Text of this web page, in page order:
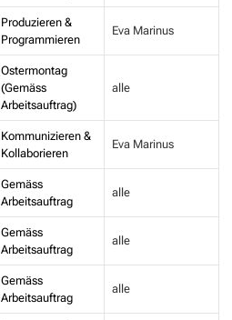
Produzieren &
Programmieren
Eva Marinus
Ostermontag
(Gemäss
Arbeitsauftrag)
alle
Kommunizieren &
Kollaborieren
Eva Marinus
Gemäss
Arbeitsauftrag
alle
Gemäss
Arbeitsauftrag
alle
Gemäss
Arbeitsauftrag
alle